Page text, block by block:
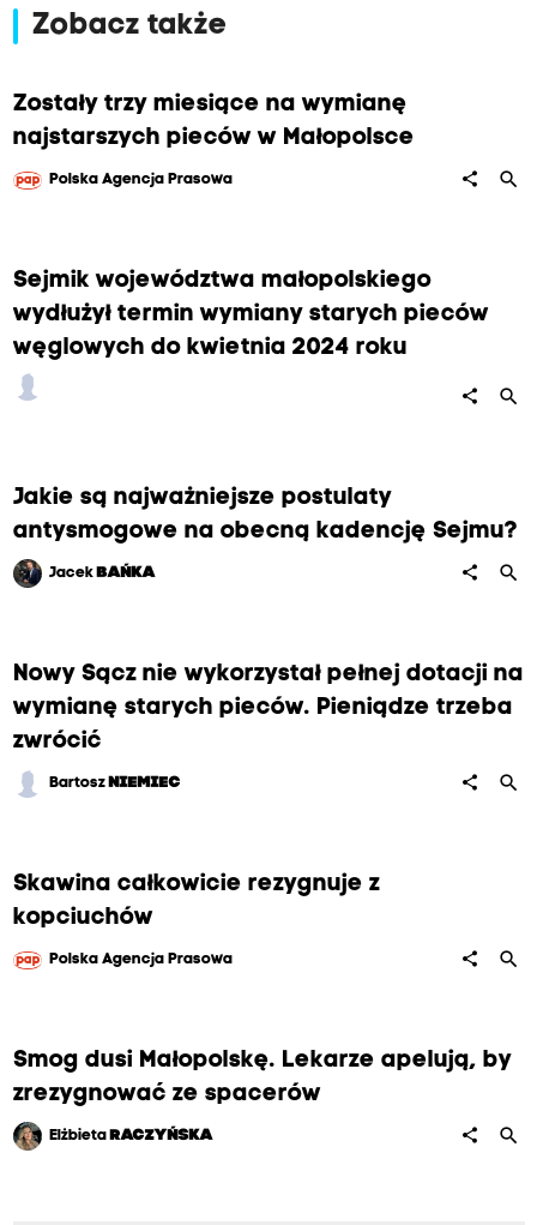
Zobacz także
Zostały trzy miesiące na wymianę
najstarszych pieców w Małopolsce
Polska Agencja Prasowa share search
Sejmik województwa małopolskiego
wydłużył termin wymiany starych pieców
węglowych do kwietnia 2024 roku
share search
Jakie są najważniejsze postulaty
antysmogowe na obecną kadencję Sejmu?
Jacek BAŃKA share search
Nowy Sącz nie wykorzystał pełnej dotacji na
wymianę starych pieców. Pieniądze trzeba
zwrócić
Bartosz NIEMIEC share search
Skawina całkowicie rezygnuje z
kopciuchów
Polska Agencja Prasowa share search
Smog dusi Małopolskę. Lekarze apelują, by
zrezygnować ze spacerów
Elżbieta RACZYŃSKA share search